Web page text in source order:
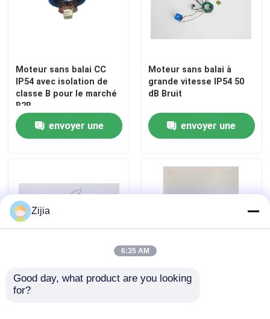
Produits
Moteur sans balai CC
IP54 avec isolation de
classe B pour le marché
B2B
envoyer une
Moteur sans balai à
grande vitesse IP54 50
dB Bruit
envoyer une
Moteur électrique sans
balai de 100 W avec
Moteur CC sans balai à
Zijia
6:35 AM
Good day, what product are you looking
for?